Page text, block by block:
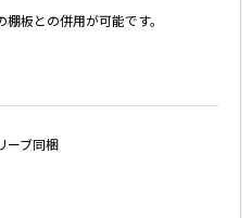
板との併用が可能です。
ーブ同梱